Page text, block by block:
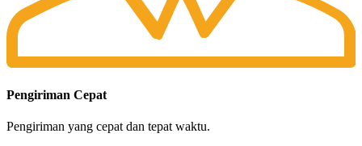
Pengiriman Cepat
Pengiriman yang cepat dan tepat waktu.